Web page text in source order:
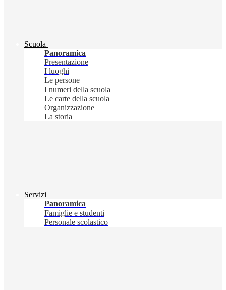
Scuola
Panoramica
Presentazione
I luoghi
Le persone
I numeri della scuola
Le carte della scuola
Organizzazione
La storia
Servizi
Panoramica
Famiglie e studenti
Personale scolastico